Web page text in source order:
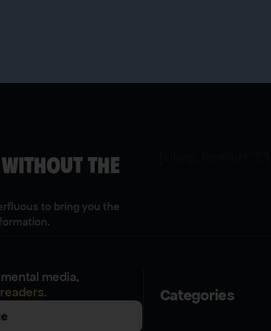
THE
to bring you the
media,
Categories